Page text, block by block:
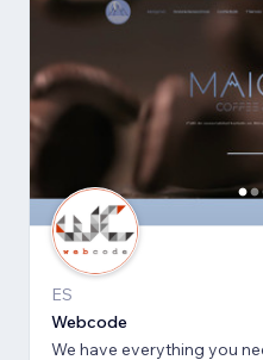
ES
Webcode
We have everything you